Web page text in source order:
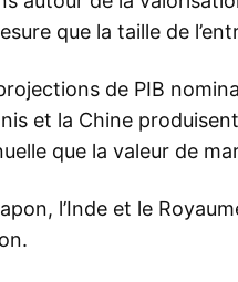
que la taille de
de PIB
et la Chine
que la valeur de
l’Inde et le